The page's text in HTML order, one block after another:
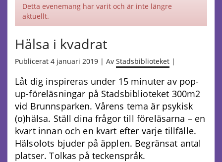
Detta evenemang har varit och är inte längre
aktuellt.
Hälsa i kvadrat
Publicerat 4 januari 2019 | Av Stadsbiblioteket |
Låt dig inspireras under 15 minuter av pop-
up-föreläsningar på Stadsbiblioteket 300m2
vid Brunnsparken. Vårens tema är psykisk
(o)hälsa. Ställ dina frågor till föreläsarna – en
kvart innan och en kvart efter varje tillfälle.
Hälsolots bjuder på äpplen. Begränsat antal
platser. Tolkas på teckenspråk.